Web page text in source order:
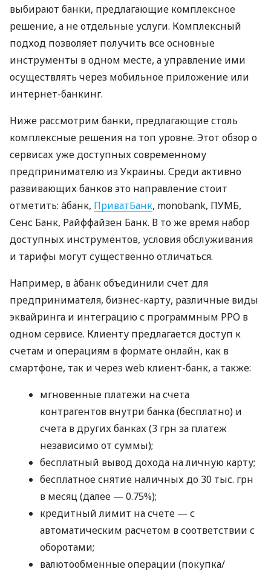
выбирают банки, предлагающие комплексное
решение, а не отдельные услуги. Комплексный
подход позволяет получить все основные
инструменты в одном месте, а управление ими
осуществлять через мобильное приложение или
интернет-банкинг.
Ниже рассмотрим банки, предлагающие столь
комплексные решения на топ уровне. Этот обзор о
сервисах уже доступных современному
предпринимателю из Украины. Среди активно
развивающих банков это направление стоит
отметить: àбанк, ПриватБанк, monobank, ПУМБ,
Сенс Банк, Райффайзен Банк. В то же время набор
доступных инструментов, условия обслуживания
и тарифы могут существенно отличаться.
Например, в àбанк объединили счет для
предпринимателя, бизнес-карту, различные виды
эквайринга и интеграцию с программным РРО в
одном сервисе. Клиенту предлагается доступ к
счетам и операциям в формате онлайн, как в
смартфоне, так и через web клиент-банк, а также:
мгновенные платежи на счета
контрагентов внутри банка (бесплатно) и
счета в других банках (3 грн за платеж
независимо от суммы);
бесплатный вывод дохода на личную карту;
бесплатное снятие наличных до 30 тыс. грн
в месяц (далее — 0.75%);
кредитный лимит на счете — с
автоматическим расчетом в соответствии с
оборотами;
валютообменные операции (покупка/